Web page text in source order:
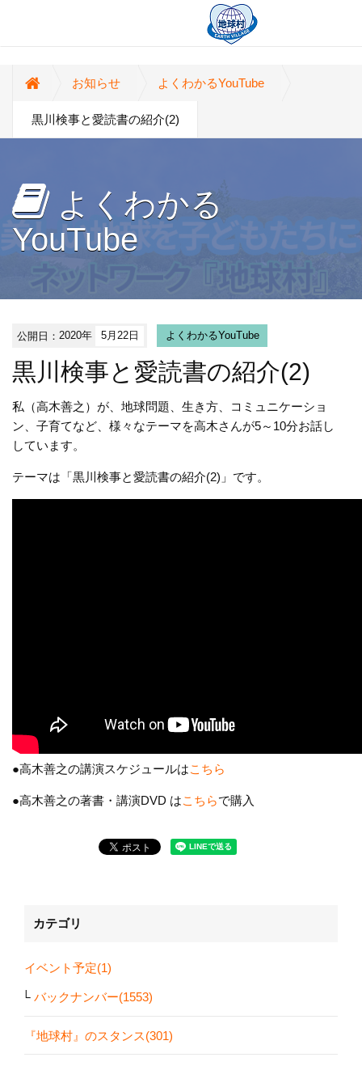
お知らせ よくわかるYouTube
黒川検事と愛読書の紹介(2)
よくわかる
YouTube
公開日：2020年 5月22日 よくわかるYouTube
黒川検事と愛読書の紹介(2)
私（高木善之）が、地球問題、生き方、コミュニケーショ
ン、子育てなど、様々なテーマを高木さんが5～10分お話し
しています。
テーマは「黒川検事と愛読書の紹介(2)」です。
●高木善之の講演スケジュールはこちら
●高木善之の著書・講演DVD はこちらで購入
カテゴリ
イベント予定(1)
バックナンバー(1553)
『地球村』のスタンス(301)